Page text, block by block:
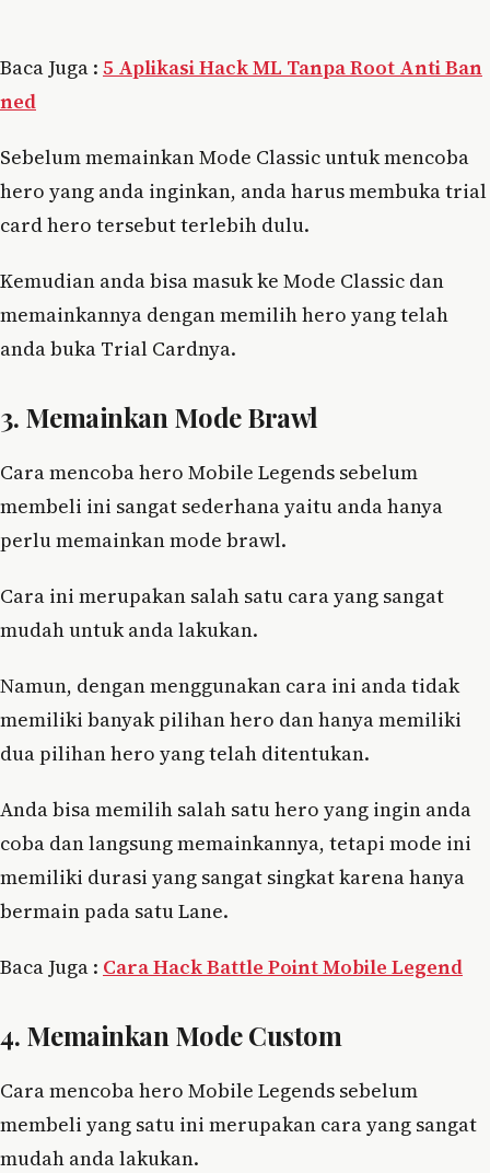
Baca Juga : 5 Aplikasi Hack ML Tanpa Root Anti Ban
ned
Sebelum memainkan Mode Classic untuk mencoba
hero yang anda inginkan, anda harus membuka trial
card hero tersebut terlebih dulu.
Kemudian anda bisa masuk ke Mode Classic dan
memainkannya dengan memilih hero yang telah
anda buka Trial Cardnya.
3. Memainkan Mode Brawl
Cara mencoba hero Mobile Legends sebelum
membeli ini sangat sederhana yaitu anda hanya
perlu memainkan mode brawl.
Cara ini merupakan salah satu cara yang sangat
mudah untuk anda lakukan.
Namun, dengan menggunakan cara ini anda tidak
memiliki banyak pilihan hero dan hanya memiliki
dua pilihan hero yang telah ditentukan.
Anda bisa memilih salah satu hero yang ingin anda
coba dan langsung memainkannya, tetapi mode ini
memiliki durasi yang sangat singkat karena hanya
bermain pada satu Lane.
Baca Juga : Cara Hack Battle Point Mobile Legend
4. Memainkan Mode Custom
Cara mencoba hero Mobile Legends sebelum
membeli yang satu ini merupakan cara yang sangat
mudah anda lakukan.